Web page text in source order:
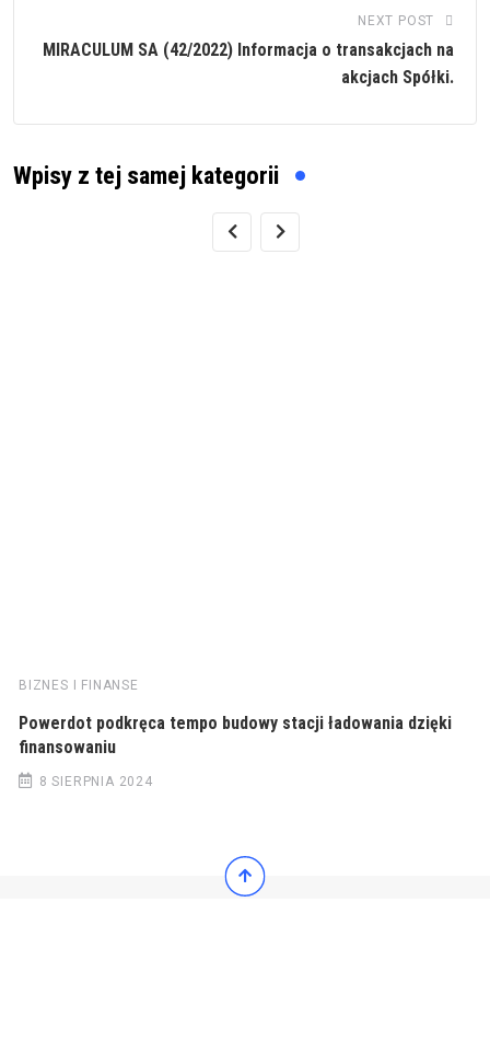
NEXT POST
MIRACULUM SA (42/2022) Informacja o transakcjach na
akcjach Spółki.
Wpisy z tej samej kategorii
BIZNES I FINANSE
Powerdot podkręca tempo budowy stacji ładowania dzięki
finansowaniu
8 SIERPNIA 2024